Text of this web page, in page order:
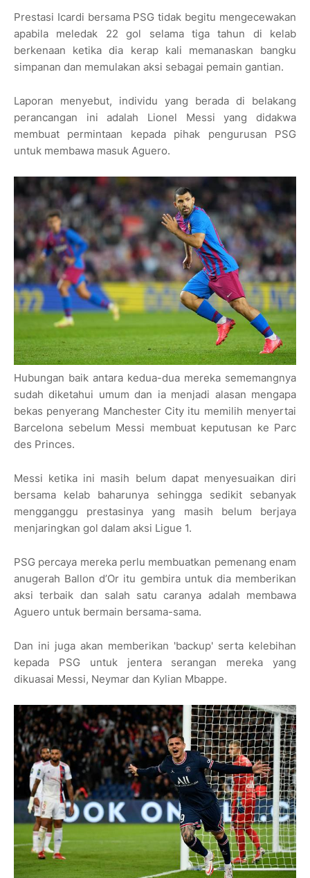
Prestasi Icardi bersama PSG tidak begitu mengecewakan
apabila meledak 22 gol selama tiga tahun di kelab
berkenaan ketika dia kerap kali memanaskan bangku
simpanan dan memulakan aksi sebagai pemain gantian.
Laporan menyebut, individu yang berada di belakang
perancangan ini adalah Lionel Messi yang didakwa
membuat permintaan kepada pihak pengurusan PSG
untuk membawa masuk Aguero.
Hubungan baik antara ke­dua-dua mereka sememangnya
sudah diketahui umum dan ia menjadi alasan mengapa
bekas penyerang Manchester City itu memilih menyertai
Barcelona sebelum Messi membuat keputusan ke Parc
des Princes.
Messi ketika ini masih belum dapat menyesuaikan diri
bersama kelab baharunya sehingga sedikit sebanyak
mengganggu prestasinya yang masih belum berjaya
menjaringkan gol dalam aksi Ligue 1.
PSG percaya mereka perlu membuatkan pemenang enam
anugerah Ballon d’Or itu gembira untuk dia memberikan
aksi terbaik dan salah satu caranya adalah membawa
Aguero untuk bermain bersama-sama.
Dan ini juga akan memberikan 'backup' serta kelebihan
kepada PSG untuk jentera serangan mereka yang
dikuasai Messi, Neymar dan Kylian Mbappe.